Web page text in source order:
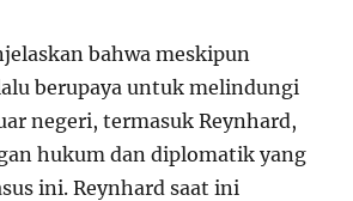
bahwa meskipun
berupaya untuk melindungi
negeri, termasuk Reynhard,
hukum dan diplomatik yang
ini. Reynhard saat ini